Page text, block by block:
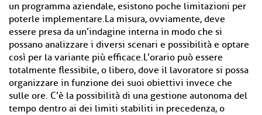
un programma aziendale, esistono poche limitazioni per
poterle implementare.La misura, ovviamente, deve
essere presa da un’indagine interna in modo che si
possano analizzare i diversi scenari e possibilità e optare
così per la variante più efficace.L’orario può essere
totalmente flessibile, o libero, dove il lavoratore si possa
organizzare in funzione dei suoi obiettivi invece che
sulle ore. C’è la possibilità di una gestione autonoma del
tempo dentro ai dei limiti stabiliti in precedenza, o